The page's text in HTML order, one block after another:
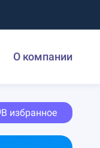
О компании
В избранное